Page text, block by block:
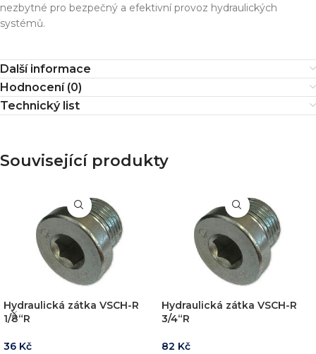
nezbytné pro bezpečný a efektivní provoz hydraulických
systémů.
Další informace
Hodnocení (0)
Technický list
Související produkty
Hydraulická zátka VSCH-R
1/8“R
36 Kč
Hydraulická zátka VSCH-R
3/4“R
82 Kč